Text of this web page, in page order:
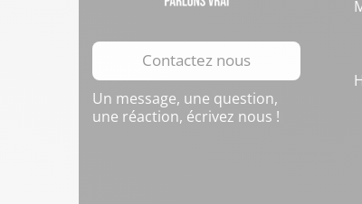
Contactez nous
Un message, une question,
une réaction, écrivez nous !